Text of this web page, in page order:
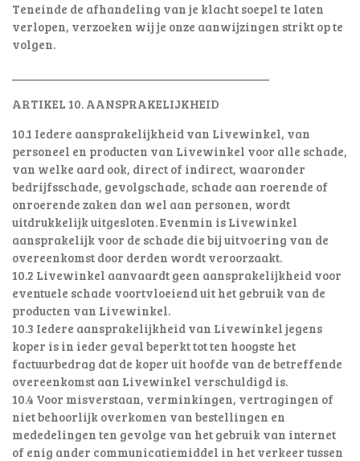
Teneinde de afhandeling van je klacht soepel te laten
verlopen, verzoeken wij je onze aanwijzingen strikt op te
volgen.
ARTIKEL 10. AANSPRAKELIJKHEID
10.1 Iedere aansprakelijkheid van Livewinkel, van
personeel en producten van Livewinkel voor alle schade,
van welke aard ook, direct of indirect, waaronder
bedrijfsschade, gevolgschade, schade aan roerende of
onroerende zaken dan wel aan personen, wordt
uitdrukkelijk uitgesloten. Evenmin is Livewinkel
aansprakelijk voor de schade die bij uitvoering van de
overeenkomst door derden wordt veroorzaakt.
10.2 Livewinkel aanvaardt geen aansprakelijkheid voor
eventuele schade voortvloeiend uit het gebruik van de
producten van Livewinkel.
10.3 Iedere aansprakelijkheid van Livewinkel jegens
koper is in ieder geval beperkt tot ten hoogste het
factuurbedrag dat de koper uit hoofde van de betreffende
overeenkomst aan Livewinkel verschuldigd is.
10.4 Voor misverstaan, verminkingen, vertragingen of
niet behoorlijk overkomen van bestellingen en
mededelingen ten gevolge van het gebruik van internet
of enig ander communicatiemiddel in het verkeer tussen